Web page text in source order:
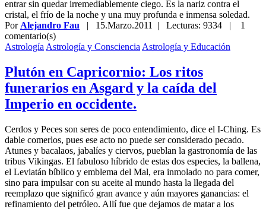
entrar sin quedar irremediablemente ciego. Es la nariz contra el
cristal, el frío de la noche y una muy profunda e inmensa soledad.
Por Alejandro Fau | 15.Marzo.2011 | Lecturas: 9334 |
1
comentario(s)
Astrología Astrología y Consciencia Astrología y Educación
Plutón en Capricornio: Los ritos
funerarios en Asgard y la caída del
Imperio en occidente.
Cerdos y Peces son seres de poco entendimiento, dice el I-Ching. Es
dable comerlos, pues ese acto no puede ser considerado pecado.
Atunes y bacalaos, jabalíes y ciervos, pueblan la gastronomía de las
tribus Vikingas. El fabuloso híbrido de estas dos especies, la ballena,
el Leviatán bíblico y emblema del Mal, era inmolado no para comer,
sino para impulsar con su aceite al mundo hasta la llegada del
reemplazo que significó gran avance y aún mayores ganancias: el
refinamiento del petróleo. Allí fue que dejamos de matar a los